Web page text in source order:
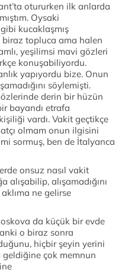
otururken ilk anlarda
Oysaki
kucaklaşmış
topluca ama halen
yeşilimsi mavi gözleri
konuşabiliyordu.
yapıyordu bize. Onun
söylemişti.
derin bir hüzün
bayandı etrafa
vardı. Vakit geçtikçe
olmam onun ilgisini
sormuş, ben de İtalyanca
onsuz nasıl vakit
alışabilip, alışamadığını
ne gelirse
da küçük bir evde
o biraz sonra
hiçbir şeyin yerini
geldiğine çok memnun